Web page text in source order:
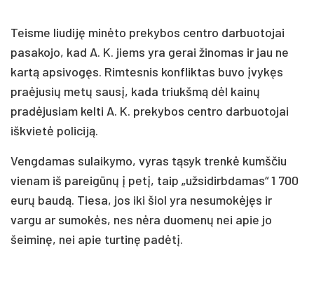
Teisme liudiję minėto prekybos centro darbuotojai
pasakojo, kad A. K. jiems yra gerai žinomas ir jau ne
kartą apsivogęs. Rimtesnis konfliktas buvo įvykęs
praėjusių metų sausį, kada triukšmą dėl kainų
pradėjusiam kelti A. K. prekybos centro darbuotojai
iškvietė policiją.
Vengdamas sulaikymo, vyras tąsyk trenkė kumščiu
vienam iš pareigūnų į petį, taip „užsidirbdamas“ 1 700
eurų baudą. Tiesa, jos iki šiol yra nesumokėjęs ir
vargu ar sumokės, nes nėra duomenų nei apie jo
šeiminę, nei apie turtinę padėtį.